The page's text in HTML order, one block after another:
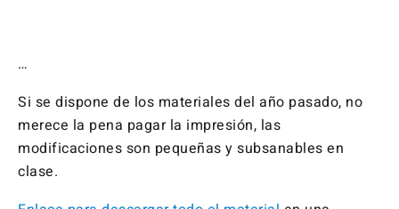
…
Si se dispone de los materiales del año pasado, no
merece la pena pagar la impresión, las
modificaciones son pequeñas y subsanables en
clase.